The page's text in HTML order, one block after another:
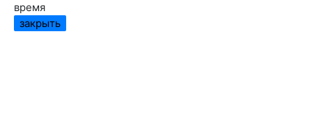
время
закрыть